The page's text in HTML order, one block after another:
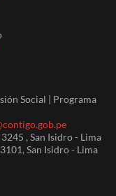
Social | Programa
, San Isidro - Lima
San Isidro - Lima